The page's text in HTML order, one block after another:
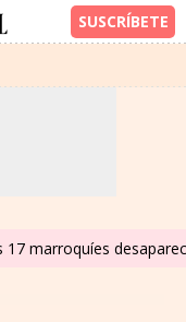
marroquíes